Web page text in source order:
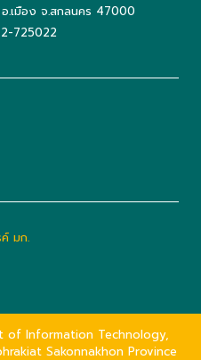
.เมือง จ.สกลนคร 47000
725022
มก.
of Information Technology,
Sakonnakhon Province